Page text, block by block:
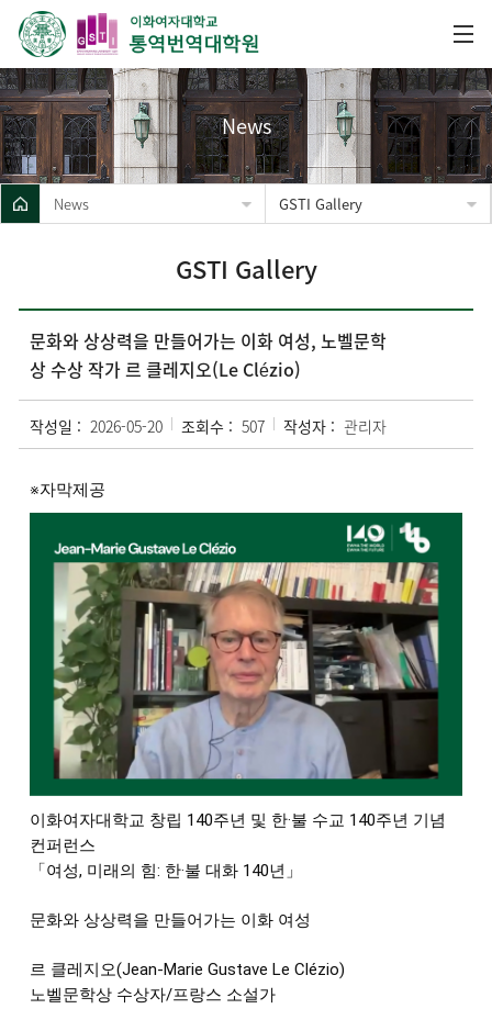
News
News GSTI Gallery
GSTI Gallery
문화와 상상력을 만들어가는 이화 여성, 노벨문학
상 수상 작가 르 클레지오(Le Clézio)
작성일 : 2026-05-20 조회수 : 507 작성자 : 관리자
※자막제공
이화여자대학교 창립 140주년 및 한·불 수교 140주년 기념
컨퍼런스
「여성, 미래의 힘: 한·불 대화 140년」
문화와 상상력을 만들어가는 이화 여성
르 클레지오(Jean-Marie Gustave Le Clézio)
노벨문학상 수상자/프랑스 소설가